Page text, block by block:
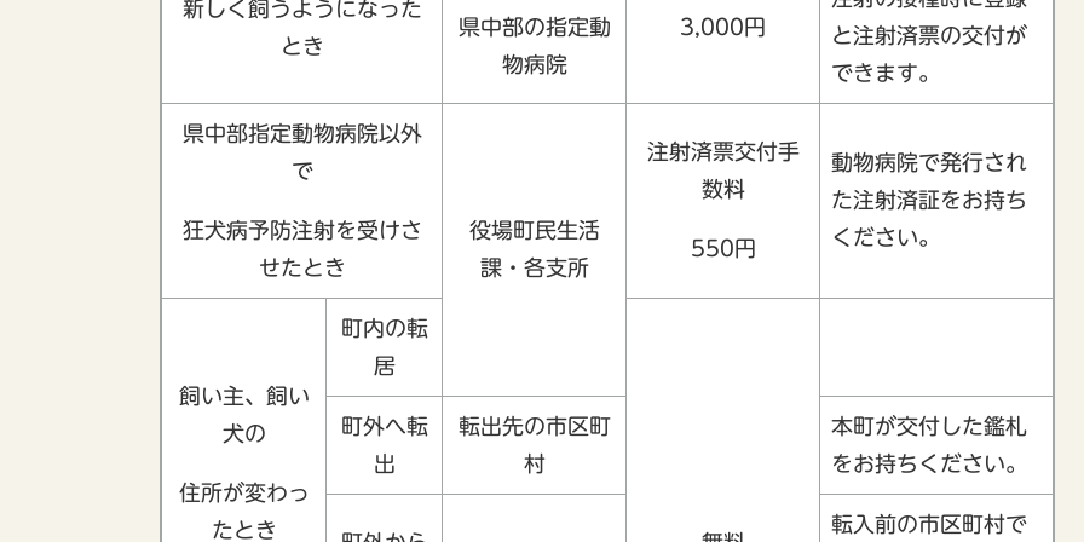
新しく飼うようになった
とき
県中部の指定動
物病院
3,000円
と注射済票の交付が
できます。
県中部指定動物病院以外
で
狂犬病予防注射を受けさ
せたとき
役場町民生活
課・各支所
注射済票交付手
数料
550円
動物病院で発行され
た注射済証をお持ち
ください。
飼い主、飼い
犬の
住所が変わっ
たとき
町内の転
居
町外へ転
出
転出先の市区町
村
本町が交付した鑑札
をお持ちください。
転入前の市区町村で